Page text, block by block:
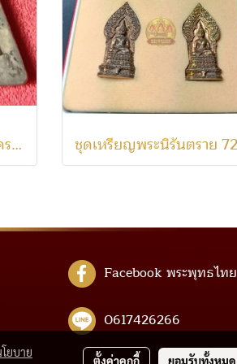
เหรียญพระนวราชบพิตร โครงการหลวง พิมพ์จิตลดา เนื้อเงิน พิมพ์เล็ก
Facebook พระพุทธไทย
0617426266
ยบาย
ตั้งค่าคุกกี้ ยอมรับทั้งหมด